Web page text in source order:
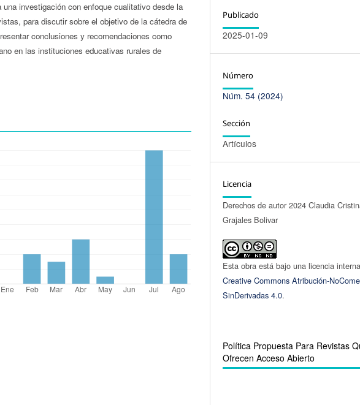
investigación con enfoque cualitativo desde la
para discutir sobre el objetivo de la cátedra de
conclusiones y recomendaciones como
en las instituciones educativas rurales de
Publicado
2025-01-09
Número
Núm. 54 (2024)
Sección
Artículos
Licencia
Derechos de autor 2024 Claudia
Grajales Bolivar
Esta obra está bajo una licencia
Creative Commons Atribución-
SinDerivadas 4.0.
Política Propuesta Para Revistas
Ofrecen Acceso Abierto